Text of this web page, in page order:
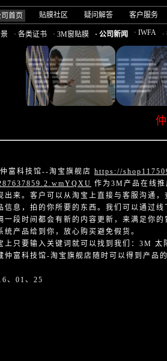
首页 贴膜社区 疑问解答 客户服务
· 各类证书 · 3M窗贴膜 · 公司新闻 · IWFA
富科技馆--淘宝旗舰店 https://
作为3M产品在线
出来。客户可以从淘宝上直接与客服沟通
信息，拍的你所要的东西。我们可以通过
一段时间都会有新的内容更新，来满足你
统产品给到你，放心购买避免假货。
上只要输入关键词就可以找到我们：3M 太
仲富科技馆-淘宝旗舰店随时可以得到产品
、01、25